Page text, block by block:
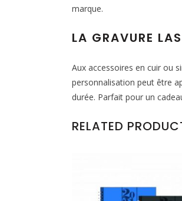
marque.
LA GRAVURE
Aux accessoires en cuir ou
personnalisation peut être
durée. Parfait pour un
RELATED